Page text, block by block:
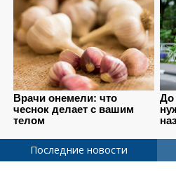
Последние новости